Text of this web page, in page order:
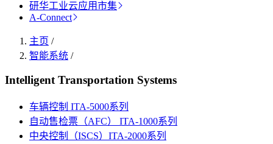
研华工业云应用市集
A-Connect
主页 /
智能系统 /
Intelligent Transportation Systems
车辆控制 ITA-5000系列
自动售检票（AFC） ITA-1000系列
中央控制（ISCS）ITA-2000系列